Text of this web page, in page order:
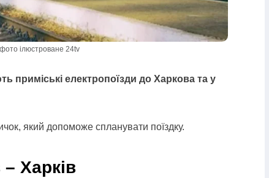
фото ілюстроване 24tv
приміські електропоїзди до Харкова та у
який допоможе спланувати поїздку.
Харків